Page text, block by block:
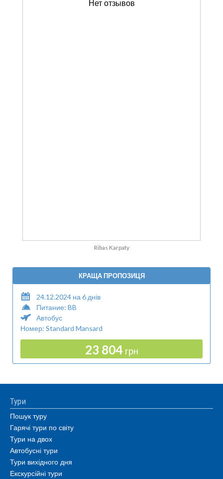
Ribas Karpaty
КРАЩА ПРОПОЗИЦЯ
24.12.2024 на 6 днів
Питание: BB
Автобус
Номер: Standard Mansard
23 804 грн
Тури
Пошук туру
Гарячі тури по світу
Тури на двох
Автобусні тури
Тури вихідного дня
Екскурсійні тури